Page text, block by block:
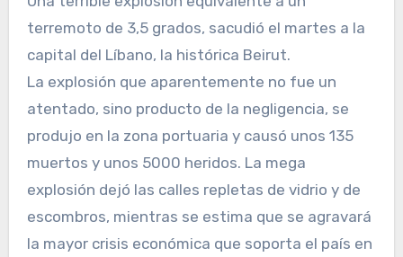
terremoto de 3,5 grados, sacudió el martes a la
capital del Líbano, la histórica Beirut.
La explosión que aparentemente no fue un
atentado, sino producto de la negligencia, se
produjo en la zona portuaria y causó unos 135
muertos y unos 5000 heridos. La mega
explosión dejó las calles repletas de vidrio y de
escombros, mientras se estima que se agravará
la mayor crisis económica que soporta el país en